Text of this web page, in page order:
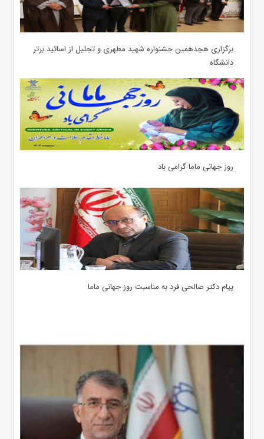
برگزاری هجدهمین جشنواره شهید مطهری و تجلیل از اساتید برتر
دانشگاه
روز جهانی ماما گرامی باد
پیام دکتر صالحی فرد به مناسبت روز جهانی ماما